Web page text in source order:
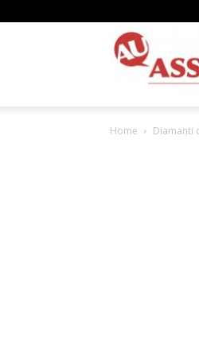
Home Diamanti